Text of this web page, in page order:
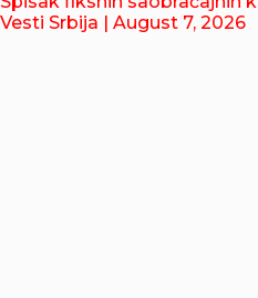
Vesti Srbija | August 7, 2026